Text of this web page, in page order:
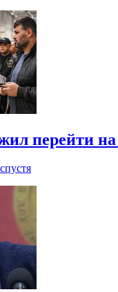
перейти на